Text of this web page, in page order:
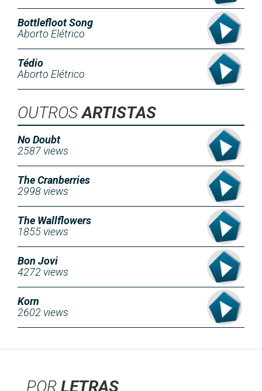
Bottlefloot Song
Aborto Elétrico
Tédio
Aborto Elétrico
OUTROSARTISTAS
No Doubt
2587 views
The Cranberries
2998 views
The Wallflowers
1855 views
Bon Jovi
4272 views
Korn
2602 views
POR LETRAS